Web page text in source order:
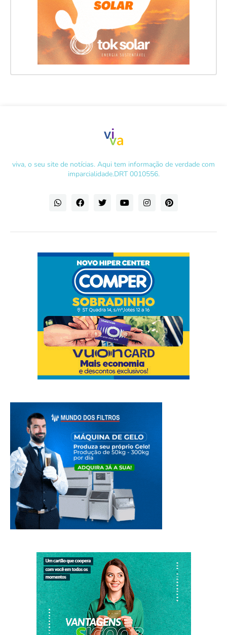
viva, o seu site de notícias. Aqui tem informação de verdade com
imparcialidade.DRT 0010556.